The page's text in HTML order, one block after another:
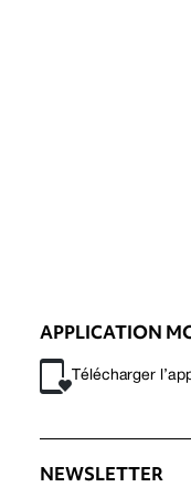
APPLICATION
Télécharger
NEWSLETTER